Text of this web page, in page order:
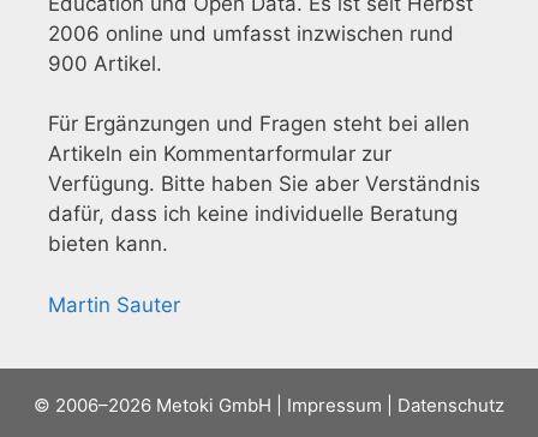
2006 online und umfasst inzwischen rund
900 Artikel.
Für Ergänzungen und Fragen steht bei allen
Artikeln ein Kommentarformular zur
Verfügung. Bitte haben Sie aber Verständnis
dafür, dass ich keine individuelle Beratung
bieten kann.
Martin Sauter
© 2006–2026 Metoki GmbH Impressum Datenschutz